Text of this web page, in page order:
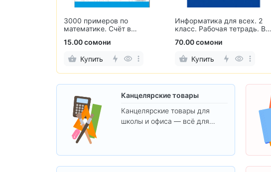
Информатика для всех. 2
класс. Рабочая тетрадь. В
70.00 сомони
Купить
Простые и увлекательные
упражнения по обучению
27.00 сомони
Купить
Канцелярские товары
Канцелярские товары для
школы и офиса — всё для